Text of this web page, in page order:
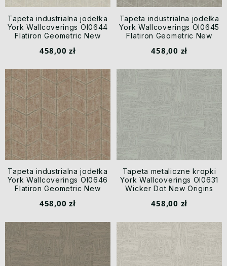
Tapeta industrialna jodełka
York Wallcoverings OI0644
Flatiron Geometric New
458,00 zł
Tapeta industrialna jodełka
York Wallcoverings OI0645
Flatiron Geometric New
458,00 zł
Tapeta industrialna jodełka
York Wallcoverings OI0646
Flatiron Geometric New
458,00 zł
Tapeta metaliczne kropki
York Wallcoverings OI0631
Wicker Dot New Origins
458,00 zł